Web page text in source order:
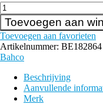
Ring-
steeksleutel
9,0
mm.
aantal
Toevoegen aan
Toevoegen aan favorieten
Artikelnummer: BE182864
Bahco
Beschrijving
Aanvullende
Merk